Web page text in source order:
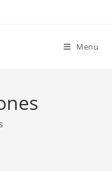
Menu